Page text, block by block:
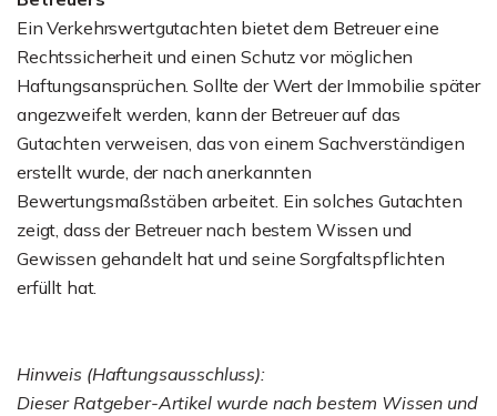
Ein Verkehrswertgutachten bietet dem Betreuer eine
Rechtssicherheit und einen Schutz vor möglichen
Haftungsansprüchen. Sollte der Wert der Immobilie später
angezweifelt werden, kann der Betreuer auf das
Gutachten verweisen, das von einem Sachverständigen
erstellt wurde, der nach anerkannten
Bewertungsmaßstäben arbeitet. Ein solches Gutachten
zeigt, dass der Betreuer nach bestem Wissen und
Gewissen gehandelt hat und seine Sorgfaltspflichten
erfüllt hat.
Hinweis (Haftungsausschluss):
Dieser Ratgeber-Artikel wurde nach bestem Wissen und